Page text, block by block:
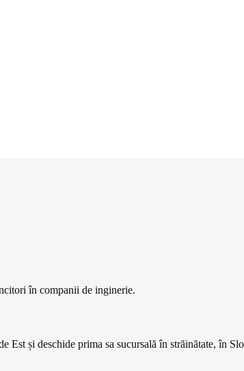
în companii de inginerie.
Est și deschide prima sa sucursală în străinătate, în